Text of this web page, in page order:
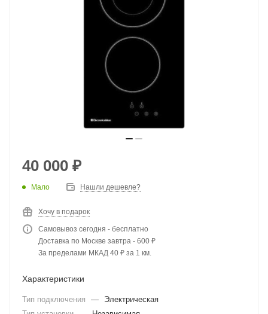
40 000 ₽
Мало Нашли дешевле?
Хочу в подарок
Самовывоз сегодня - бесплатно
Доставка по Москве завтра - 600 ₽
За пределами МКАД 40 ₽ за 1 км.
Характеристики
Тип подключения —
Электрическая